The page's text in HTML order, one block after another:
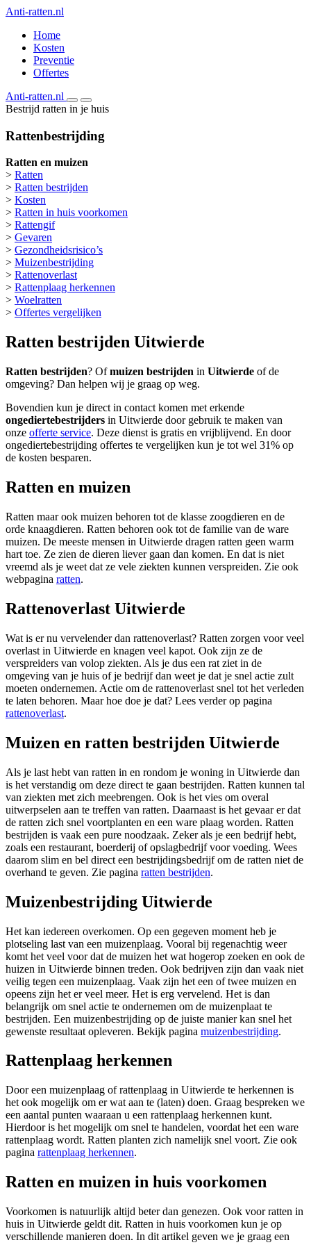
Anti-ratten.nl
Home
Kosten
Preventie
Offertes
Anti-ratten.nl
Bestrijd ratten in je huis
Rattenbestrijding
Ratten en muizen
> Ratten
> Ratten bestrijden
> Kosten
> Ratten in huis voorkomen
> Rattengif
> Gevaren
> Gezondheidsrisico’s
> Muizenbestrijding
> Rattenoverlast
> Rattenplaag herkennen
> Woelratten
> Offertes vergelijken
Ratten bestrijden Uitwierde
Ratten bestrijden? Ofmuizen bestrijden in Uitwierde of de
omgeving? Dan helpen wij je graag op weg.
Bovendien kun je direct in contact komen met erkende
ongediertebestrijders in Uitwierde door gebruik te maken van
onze offerte service. Deze dienst is gratis en vrijblijvend. En door
ongediertebestrijding offertes te vergelijken kun je tot wel 31% op
de kosten besparen.
Ratten en muizen
Ratten maar ook muizen behoren tot de klasse zoogdieren en de
orde knaagdieren. Ratten behoren ook tot de familie van de ware
muizen. De meeste mensen in Uitwierde dragen ratten geen warm
hart toe. Ze zien de dieren liever gaan dan komen. En dat is niet
vreemd als je weet dat ze vele ziekten kunnen verspreiden. Zie ook
webpagina ratten.
Rattenoverlast Uitwierde
Wat is er nu vervelender dan rattenoverlast? Ratten zorgen voor veel
overlast in Uitwierde en knagen veel kapot. Ook zijn ze de
verspreiders van volop ziekten. Als je dus een rat ziet in de
omgeving van je huis of je bedrijf dan weet je dat je snel actie zult
moeten ondernemen. Actie om de rattenoverlast snel tot het verleden
te laten behoren. Maar hoe doe je dat? Lees verder op pagina
rattenoverlast.
Muizen en ratten bestrijden Uitwierde
Als je last hebt van ratten in en rondom je woning in Uitwierde dan
is het verstandig om deze direct te gaan bestrijden. Ratten kunnen tal
van ziekten met zich meebrengen. Ook is het vies om overal
uitwerpselen aan te treffen van ratten. Daarnaast is het gevaar er dat
de ratten zich snel voortplanten en een ware plaag worden. Ratten
bestrijden is vaak een pure noodzaak. Zeker als je een bedrijf hebt,
zoals een restaurant, boerderij of opslagbedrijf voor voeding. Wees
daarom slim en bel direct een bestrijdingsbedrijf om de ratten niet de
overhand te geven. Zie pagina ratten bestrijden.
Muizenbestrijding Uitwierde
Het kan iedereen overkomen. Op een gegeven moment heb je
plotseling last van een muizenplaag. Vooral bij regenachtig weer
komt het veel voor dat de muizen het wat hogerop zoeken en ook de
huizen in Uitwierde binnen treden. Ook bedrijven zijn dan vaak niet
veilig tegen een muizenplaag. Vaak zijn het een of twee muizen en
opeens zijn het er veel meer. Het is erg vervelend. Het is dan
belangrijk om snel actie te ondernemen om de muizenplaat te
bestrijden. Een muizenbestrijding op de juiste manier kan snel het
gewenste resultaat opleveren. Bekijk pagina muizenbestrijding.
Rattenplaag herkennen
Door een muizenplaag of rattenplaag in Uitwierde te herkennen is
het ook mogelijk om er wat aan te (laten) doen. Graag bespreken we
een aantal punten waaraan u een rattenplaag herkennen kunt.
Hierdoor is het mogelijk om snel te handelen, voordat het een ware
rattenplaag wordt. Ratten planten zich namelijk snel voort. Zie ook
pagina rattenplaag herkennen.
Ratten en muizen in huis voorkomen
Voorkomen is natuurlijk altijd beter dan genezen. Ook voor ratten in
huis in Uitwierde geldt dit. Ratten in huis voorkomen kun je op
verschillende manieren doen. In dit artikel geven we je graag een